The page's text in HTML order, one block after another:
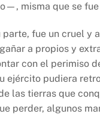
misma que se
parte, fue un cruel y
a propios y
con el perimiso
ejército pudiera
las tierras que
perder, algunos